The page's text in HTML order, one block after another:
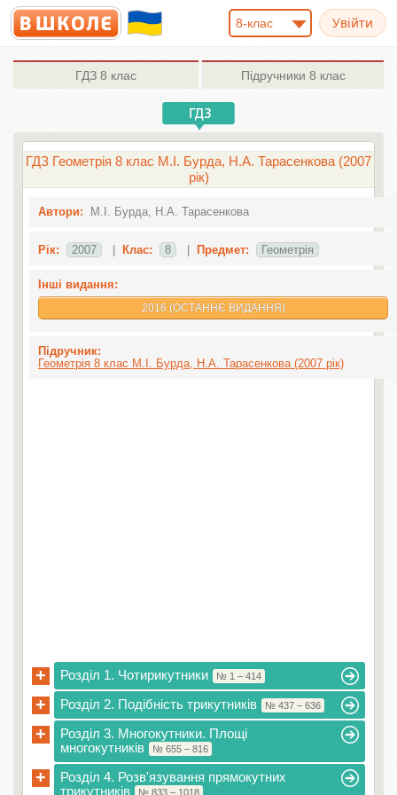
8-клас
ГДЗ 8 клас Підручники 8 клас
ГДЗ Геометрія 8 клас М.І. Бурда, Н.А. Тарасенкова (2007
рік)
Автори: М.І. Бурда, Н.А. Тарасенкова
Рік: 2007 Клас: 8 Предмет: Геометрія
Інші видання:
2016 (ОСТАННЄ ВИДАННЯ)
Підручник:
Геометрія 8 клас М.І. Бурда, Н.А. Тарасенкова (2007 рік)
+ Розділ 1. Чотирикутники № 1 – 414
+ Розділ 2. Подібність трикутників № 437 – 636
+
Розділ 3. Многокутники. Площі
многокутників
№ 655 – 816
+
Розділ 4. Розв'язування прямокутних
трикутників
№ 833 – 1018